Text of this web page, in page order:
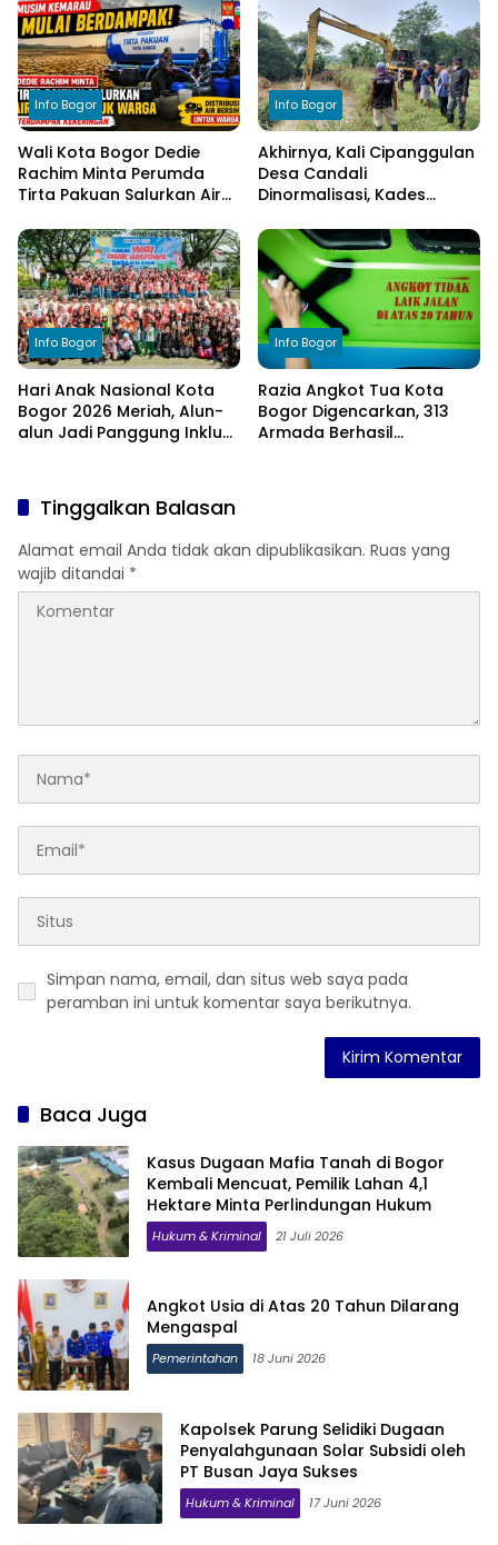
Elemen Masyarakat
Anggaran
Info Bogor
Wali Kota Bogor Dedie
Rachim Minta Perumda
Tirta Pakuan Salurkan Air
Terdampak Kekeringan
Info Bogor
Akhirnya, Kali Cipanggulan
Desa Candali
Dinormalisasi, Kades
kepada Bupati Bogor
Info Bogor
Hari Anak Nasional Kota
Bogor 2026 Meriah, Alun-
alun Jadi Panggung Inklusi
Info Bogor
Razia Angkot Tua Kota
Bogor Digencarkan, 313
Armada Berhasil
Tinggalkan Balasan
Alamat email Anda tidak akan dipublikasikan. Ruas yang
wajib ditandai *
Simpan nama, email, dan situs web saya pada
peramban ini untuk komentar saya berikutnya.
Baca Juga
Kasus Dugaan Mafia Tanah di Bogor
Kembali Mencuat, Pemilik Lahan 4,1
Hektare Minta Perlindungan Hukum
Hukum & Kriminal 21 Juli 2026
Angkot Usia di Atas 20 Tahun Dilarang
Mengaspal
Pemerintahan 18 Juni 2026
Kapolsek Parung Selidiki Dugaan
Penyalahgunaan Solar Subsidi oleh
PT Busan Jaya Sukses
Hukum & Kriminal 17 Juni 2026